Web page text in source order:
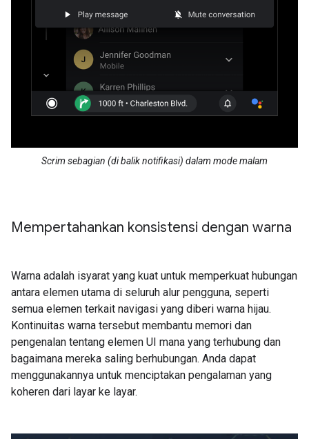
Scrim sebagian (di balik notifikasi) dalam mode malam
Mempertahankan konsistensi dengan warna
Warna adalah isyarat yang kuat untuk memperkuat hubungan
antara elemen utama di seluruh alur pengguna, seperti
semua elemen terkait navigasi yang diberi warna hijau.
Kontinuitas warna tersebut membantu memori dan
pengenalan tentang elemen UI mana yang terhubung dan
bagaimana mereka saling berhubungan. Anda dapat
menggunakannya untuk menciptakan pengalaman yang
koheren dari layar ke layar.